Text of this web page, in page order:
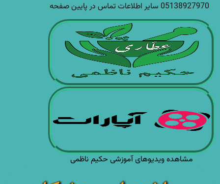
05138927970 سایر اطلاعات تماس در پایین صفحه
مشاهده ویدیوهای آموزشی حکیم ناظمی